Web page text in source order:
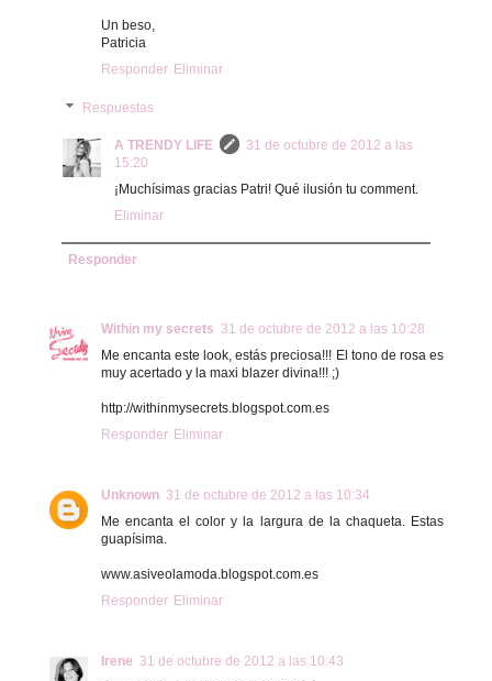
Un beso,
Patricia
Responder Eliminar
Respuestas
A TRENDY LIFE
31 de octubre de 2012 a las
15:20
¡Muchísimas gracias Patri! Qué ilusión tu comment.
Eliminar
Responder
Within my secrets 31 de octubre de 2012 a las 10:28
Me encanta este look, estás preciosa!!! El tono de rosa es
muy acertado y la maxi blazer divina!!! ;)
http://withinmysecrets.blogspot.com.es
Responder Eliminar
Unknown 31 de octubre de 2012 a las 10:34
Me encanta el color y la largura de la chaqueta. Estas
guapísima.
www.asiveolamoda.blogspot.com.es
Responder Eliminar
Irene 31 de octubre de 2012 a las 10:43